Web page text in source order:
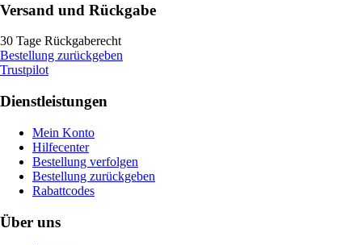
Versand und Rückgabe
30 Tage Rückgaberecht
Bestellung zurückgeben
Trustpilot
Dienstleistungen
Mein Konto
Hilfecenter
Bestellung verfolgen
Bestellung zurückgeben
Rabattcodes
Über uns